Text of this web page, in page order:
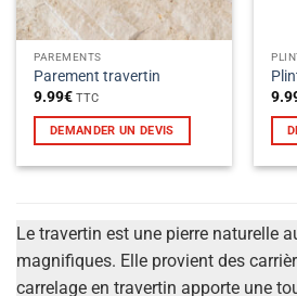
PAREMENTS
Parement travertin
9.99€ TTC
DEMANDER UN DEVIS
Le travertin est une pierre naturelle
magnifiques. Elle provient des
carrelage en travertin apporte une